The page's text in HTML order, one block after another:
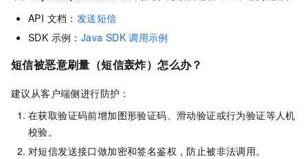
API 文档： 发送短信
SDK 示例： Java SDK 调用示例
短信被恶意刷量（短信轰炸）怎么办？
建议从客户端侧进行防护：
在获取验证码前增加图形验证码、滑动验证或行为验证等人机
校验。
对短信发送接口做加密和签名鉴权，防止被非法调用。